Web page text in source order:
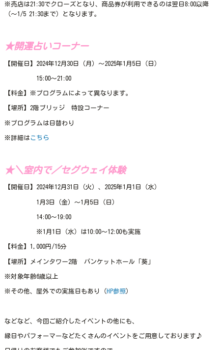
※売店は21:30でクローズとなり、商品券が利用できるのは翌日8:00以降
（～1/5 21:30まで）となります。
★開運占いコーナー
【開催日】2024年12月30日（月）～2025年1月5日（日）
15:00～21:00
【料金】※プログラムによって異なります。
【場所】2階ブリッジ 特設コーナー
※プログラムは日替わり
※詳細は こちら
★＼室内で／セグウェイ体験
【開催日】2024年12月31日（火）、2025年1月1日（水）
1月3日（金）～1月5日（日）
14:00～19:00
※1月1日（水）は10:00～12:00も実施
【料金】1,000円/15分
【場所】メインタワー2階 バンケットホール「葵」
※対象年齢6歳以上
※その他、屋外での実施日もあり（ HP参照）
などなど、今回ご紹介したイベントの他にも、
縁日やパフォーマーなどたくさんのイベントをご用意しております♪